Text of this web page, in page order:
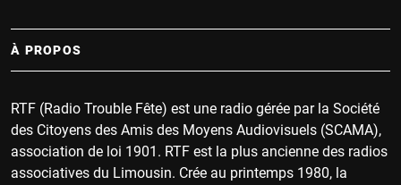
À PROPOS
RTF (Radio Trouble Fête) est une radio gérée par la Société
des Citoyens des Amis des Moyens Audiovisuels (SCAMA),
association de loi 1901. RTF est la plus ancienne des radios
associatives du Limousin. Crée au printemps 1980, la